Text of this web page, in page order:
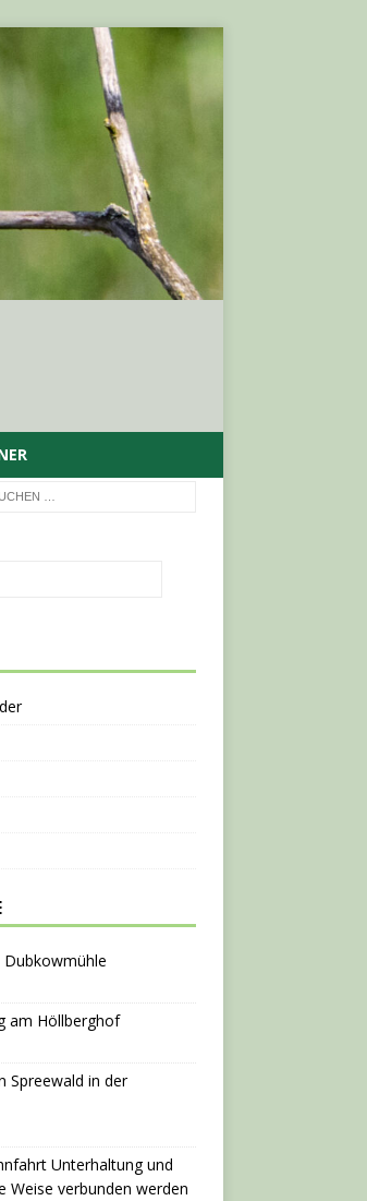
am Höllberghof
Spreewald in der
Unterhaltung und
Weise verbunden werden